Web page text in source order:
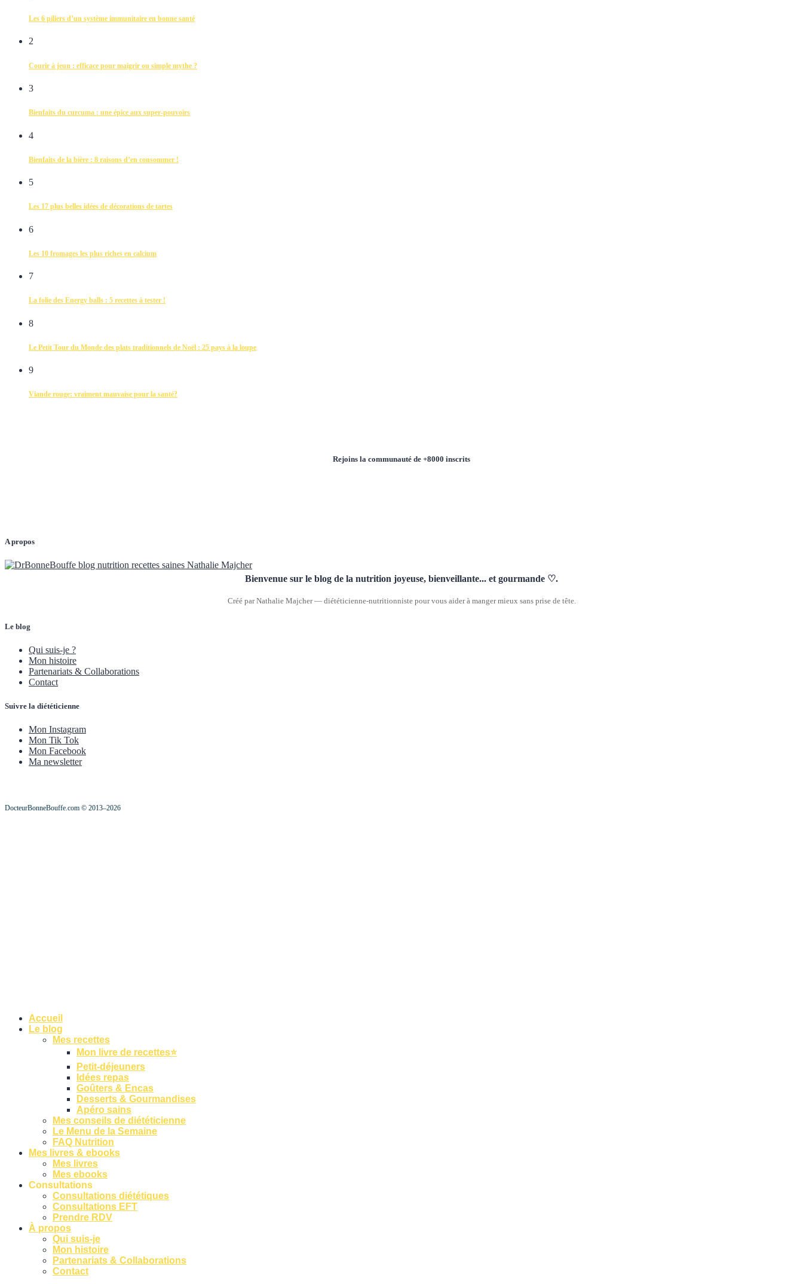
Les 6 piliers d’un système immunitaire en bonne santé
2
Courir à jeun : efficace pour maigrir ou simple mythe ?
3
Bienfaits du curcuma : une épice aux super-pouvoirs
4
Bienfaits de la bière : 8 raisons d’en consommer !
5
Les 17 plus belles idées de décorations de tartes
6
Les 10 fromages les plus riches en calcium
7
La folie des Energy balls : 5 recettes à tester !
8
Le Petit Tour du Monde des plats traditionnels de Noël : 25 pays à la loupe
9
Viande rouge: vraiment mauvaise pour la santé?
Rejoins la communauté de +8000 inscrits
A propos
Bienvenue sur le blog de la nutrition joyeuse, bienveillante... et gourmande ♡.
Créé par Nathalie Majcher — diététicienne-nutritionniste pour vous aider à manger mieux sans prise de tête.
Le blog
Qui suis-je ?
Mon histoire
Partenariats & Collaborations
Contact
Suivre la diététicienne
Mon Instagram
Mon Tik Tok
Mon Facebook
Ma newsletter
DocteurBonneBouffe.com © 2013–2026
Accueil
Le blog
Mes recettes
Mon livre de recettes⭐
Petit-déjeuners
Idées repas
Goûters & Encas
Desserts & Gourmandises
Apéro sains
Mes conseils de diététicienne
Le Menu de la Semaine
FAQ Nutrition
Mes livres & ebooks
Mes livres
Mes ebooks
Consultations
Consultations diététiques
Consultations EFT
Prendre RDV
À propos
Qui suis-je
Mon histoire
Partenariats & Collaborations
Contact